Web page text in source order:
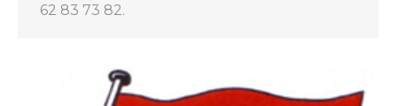
62 83 73 82.